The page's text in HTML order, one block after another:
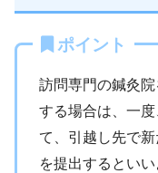
ポイント
訪問専門の鍼灸
する場合は、一
て、引越し先で
を提出するといい